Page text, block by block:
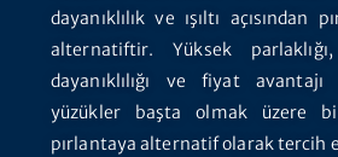
dayanıklılık ve ışıltı açısından
alternatiftir. Yüksek
dayanıklılığı ve fiyat
yüzükler başta olmak üzere
pırlantaya alternatif olarak tercih